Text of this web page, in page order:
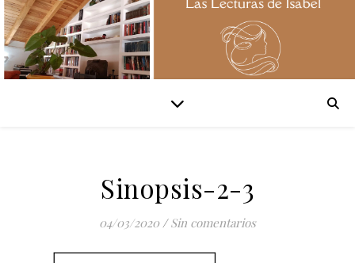
Sinopsis-2-3
04/03/2020 / Sin comentarios